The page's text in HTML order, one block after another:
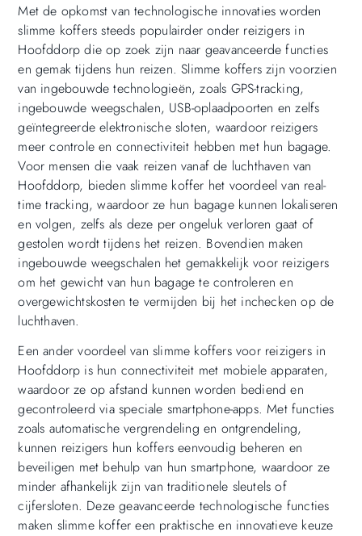
Met de opkomst van technologische innovaties worden
slimme koffers steeds populairder onder reizigers in
Hoofddorp die op zoek zijn naar geavanceerde functies
en gemak tijdens hun reizen. Slimme koffers zijn voorzien
van ingebouwde technologieën, zoals GPS-tracking,
ingebouwde weegschalen, USB-oplaadpoorten en zelfs
geïntegreerde elektronische sloten, waardoor reizigers
meer controle en connectiviteit hebben met hun bagage.
Voor mensen die vaak reizen vanaf de luchthaven van
Hoofddorp, bieden slimme koffer het voordeel van real-
time tracking, waardoor ze hun bagage kunnen lokaliseren
en volgen, zelfs als deze per ongeluk verloren gaat of
gestolen wordt tijdens het reizen. Bovendien maken
ingebouwde weegschalen het gemakkelijk voor reizigers
om het gewicht van hun bagage te controleren en
overgewichtskosten te vermijden bij het inchecken op de
luchthaven.
Een ander voordeel van slimme koffers voor reizigers in
Hoofddorp is hun connectiviteit met mobiele apparaten,
waardoor ze op afstand kunnen worden bediend en
gecontroleerd via speciale smartphone-apps. Met functies
zoals automatische vergrendeling en ontgrendeling,
kunnen reizigers hun koffers eenvoudig beheren en
beveiligen met behulp van hun smartphone, waardoor ze
minder afhankelijk zijn van traditionele sleutels of
cijfersloten. Deze geavanceerde technologische functies
maken slimme koffer een praktische en innovatieve keuze